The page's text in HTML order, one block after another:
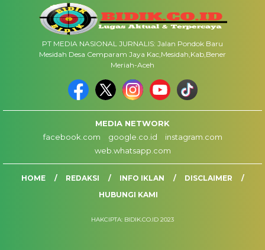
PT MEDIA NASIONAL JURNALIS: Jalan Pondok Baru
Mesidah Desa Cemparam Jaya Kac,Mesidah,Kab,Bener
Meriah-Aceh
MEDIA NETWORK
facebook.com
google.co.id
instagram.com
web.whatsapp.com
HOME REDAKSI INFO IKLAN
DISCLAIMER
HUBUNGI KAMI
HAKCIPTA: BIDIK.CO.ID 2023